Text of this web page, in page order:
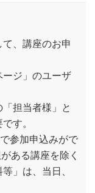
、講座のお申
ージ」のユーザ
担当者様」と
す。
参加申込みがで
ある講座を除く
」は、当日、